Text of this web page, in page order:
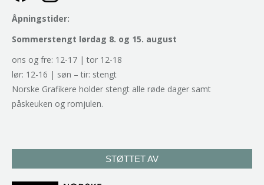
Åpningstider:
Sommerstengt lørdag 8. og 15. august
ons og fre: 12-17 | tor 12-18
lør: 12-16 | søn – tir: stengt
Norske Grafikere holder stengt alle røde dager samt
påskeuken og romjulen.
STØTTET AV